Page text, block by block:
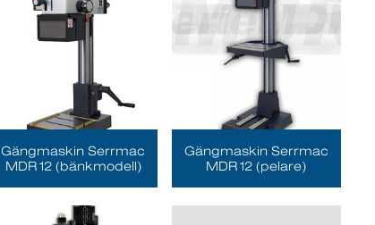
Gängmaskin Serrmac
MDR12 (bänkmodell)
Gängmaskin Serrmac
MDR12 (pelare)